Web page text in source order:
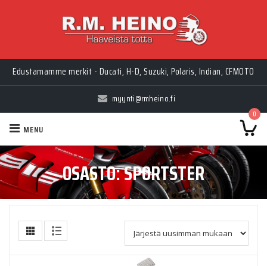
Edustamamme merkit - Ducati, H-D, Suzuki, Polaris, Indian, CFMOTO
myynti@rmheino.fi
0
MENU
OSASTO:SPORTSTER